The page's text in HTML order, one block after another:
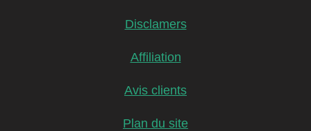
Disclamers
Affiliation
Avis clients
Plan du site